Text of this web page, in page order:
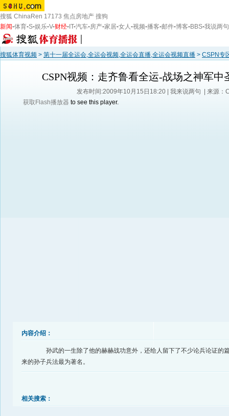
搜狐 ChinaRen 17173 焦点房地产 搜狗
新闻-体育-S-娱乐-V-财经- IT-汽车-房产-家居-女人-视频-播客-邮件-博客-BBS-我说两句
搜狐体育视频 > 第十一届全运会,全运会视频,全运会直播,全运会视频直播 > CSPN专
CSPN视频：走齐鲁看全运-战场之神军中
发布时间:2009年10月15日18:20 | 我来说两句
| 来源：
获取Flash播放器 to see this player.
内容介绍：
孙武的一生除了他的赫赫战功意外，还给人留下了不少论兵论证的
来的孙子兵法最为著名。
相关搜索：